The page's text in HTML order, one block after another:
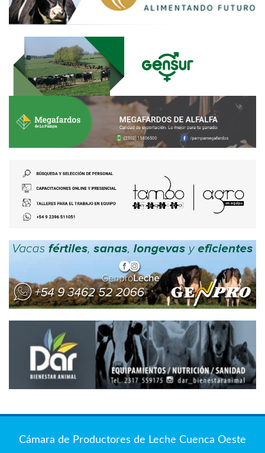
Cámara de Productores de Leche Cuenca Oeste